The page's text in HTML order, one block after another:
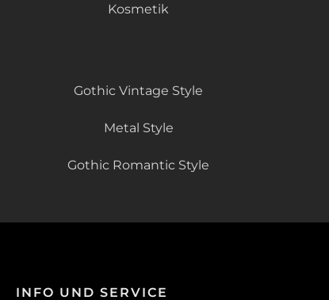
Kosmetik
Gothic Vintage Style
Metal Style
Gothic Romantic Style
INFO UND SERVICE